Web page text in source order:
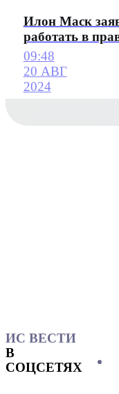
Илон Маск
работать в
09:48
20 АВГ
2024
ИС ВЕСТИ
В
СОЦСЕТЯХ